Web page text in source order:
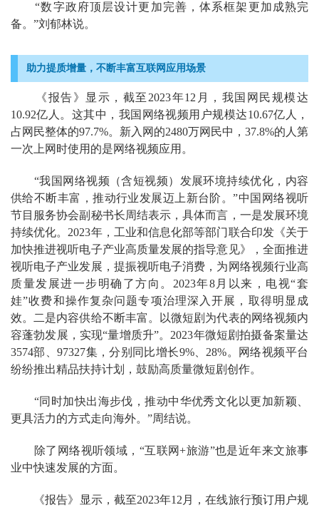
“数字政府顶层设计更加完善，体系框架更加成熟完
备。”刘郁林说。
助力提质增量，不断丰富互联网应用场景
《报告》显示，截至2023年12月，我国网民规模达
10.92亿人。这其中，我国网络视频用户规模达10.67亿人，
占网民整体的97.7%。新入网的2480万网民中，37.8%的人第
一次上网时使用的是网络视频应用。
“我国网络视频（含短视频）发展环境持续优化，内容
供给不断丰富，推动行业发展迈上新台阶。”中国网络视听
节目服务协会副秘书长周结表示，具体而言，一是发展环境
持续优化。2023年，工业和信息化部等部门联合印发《关于
加快推进视听电子产业高质量发展的指导意见》，全面推进
视听电子产业发展，提振视听电子消费，为网络视频行业高
质量发展进一步明确了方向。2023年8月以来，电视“套
娃”收费和操作复杂问题专项治理深入开展，取得明显成
效。二是内容供给不断丰富。以微短剧为代表的网络视频内
容蓬勃发展，实现“量增质升”。2023年微短剧拍摄备案量达
3574部、97327集，分别同比增长9%、28%。网络视频平台
纷纷推出精品扶持计划，鼓励高质量微短剧创作。
“同时加快出海步伐，推动中华优秀文化以更加新颖、
更具活力的方式走向海外。”周结说。
除了网络视听领域，“互联网+旅游”也是近年来文旅事
业中快速发展的方面。
《报告》显示，截至2023年12月，在线旅行预订用户规